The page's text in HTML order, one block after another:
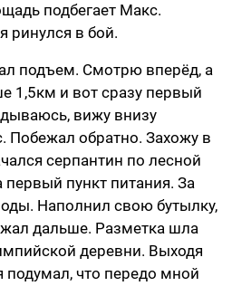
подбегает Макс.
ринулся в бой.
подъем. Смотрю вперёд, а
1,5км и вот сразу первый
вижу внизу
Побежал обратно. Захожу в
серпантин по лесной
пункт питания. За
Наполнил свою бутылку,
дальше. Разметка шла
деревни. Выходя
подумал, что передо мной